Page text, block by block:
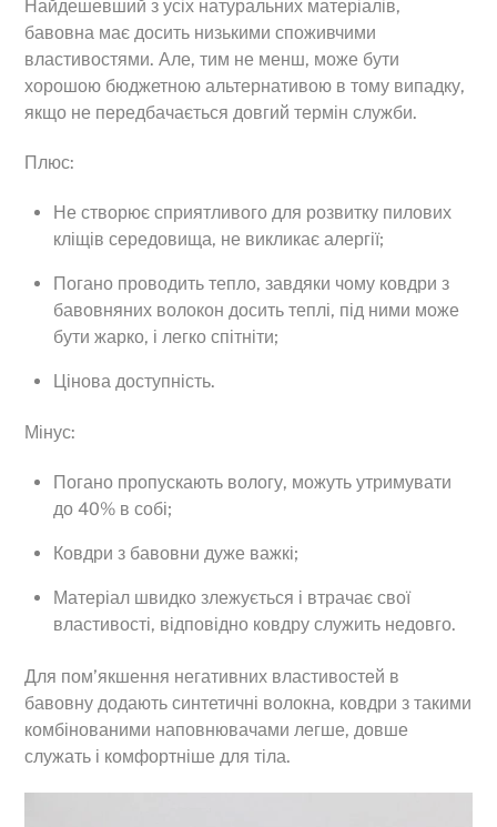
Найдешевший з усіх натуральних матеріалів,
бавовна має досить низькими споживчими
властивостями. Але, тим не менш, може бути
хорошою бюджетною альтернативою в тому випадку,
якщо не передбачається довгий термін служби.
Плюс:
Не створює сприятливого для розвитку пилових
кліщів середовища, не викликає алергії;
Погано проводить тепло, завдяки чому ковдри з
бавовняних волокон досить теплі, під ними може
бути жарко, і легко спітніти;
Цінова доступність.
Мінус:
Погано пропускають вологу, можуть утримувати
до 40% в собі;
Ковдри з бавовни дуже важкі;
Матеріал швидко злежується і втрачає свої
властивості, відповідно ковдру служить недовго.
Для пом’якшення негативних властивостей в
бавовну додають синтетичні волокна, ковдри з такими
комбінованими наповнювачами легше, довше
служать і комфортніше для тіла.